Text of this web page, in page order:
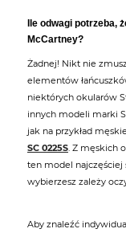
Ile odwagi potrzeba,
McCartney?
Żadnej! Nikt nie
elementów
niektórych okularów
innych modeli marki
jak na przykład
SC 0225S. Z męskich
ten model najczęściej
wybierzesz zależy
Aby znaleźć